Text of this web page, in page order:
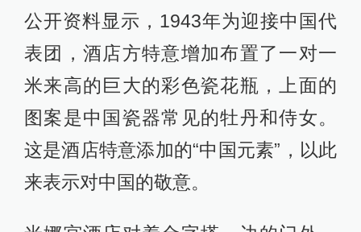
公开资料显示，1943年为迎接中国代
表团，酒店方特意增加布置了一对一
米来高的巨大的彩色瓷花瓶，上面的
图案是中国瓷器常见的牡丹和侍女。
这是酒店特意添加的“中国元素”，以此
来表示对中国的敬意。